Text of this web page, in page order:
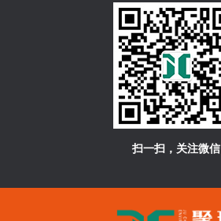
扫一扫，关注微信